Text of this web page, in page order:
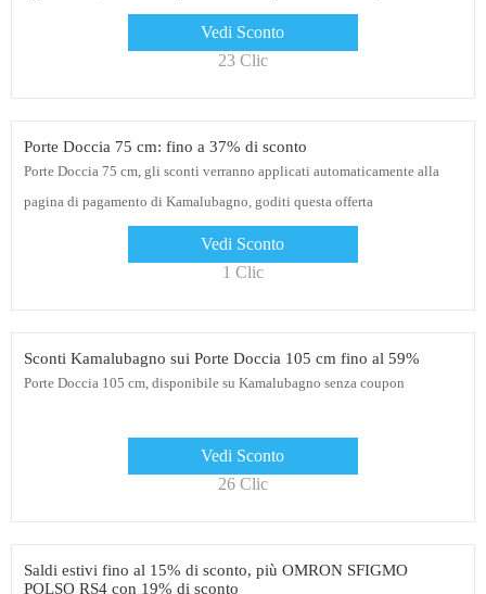
Vedi Sconto
23 Clic
Porte Doccia 75 cm: fino a 37% di sconto
Porte Doccia 75 cm, gli sconti verranno applicati automaticamente alla
pagina di pagamento di Kamalubagno, goditi questa offerta
Vedi Sconto
1 Clic
Sconti Kamalubagno sui Porte Doccia 105 cm fino al 59%
Porte Doccia 105 cm, disponibile su Kamalubagno senza coupon
Vedi Sconto
26 Clic
Saldi estivi fino al 15% di sconto, più OMRON SFIGMO
POLSO RS4 con 19% di sconto